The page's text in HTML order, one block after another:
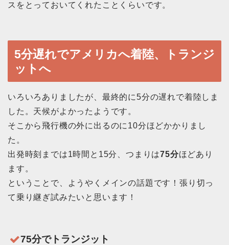
スをとっておいてくれたことくらいです。
5分遅れでアメリカへ着陸、トランジ
ットへ
いろいろありましたが、最終的に5分の遅れで着陸しま
した。天候がよかったようです。
そこから飛行機の外に出るのに10分ほどかかりまし
た。
出発時刻までは1時間と15分、つまりは75分ほどあり
ます。
ということで、ようやくメインの話題です！張り切っ
て乗り継ぎ試みたいと思います！
75分でトランジット